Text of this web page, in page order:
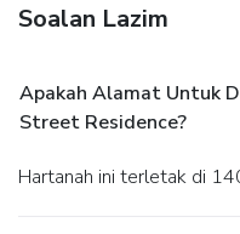
Soalan Lazim
Apakah Alamat Untuk
Street Residence?
Hartanah ini terletak di